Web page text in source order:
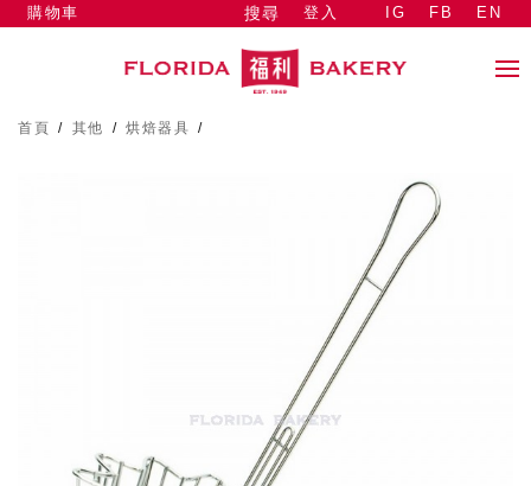
搜尋 登入
購物車 IG FB EN
首頁 / 其他 / 烘焙器具 /